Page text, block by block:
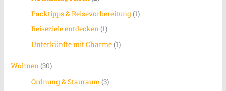
Packtipps & Reisevorbereitung(1)
Reiseziele entdecken(1)
Unterkünfte mit Charme(1)
Wohnen(30)
Ordnung & Stauraum(3)